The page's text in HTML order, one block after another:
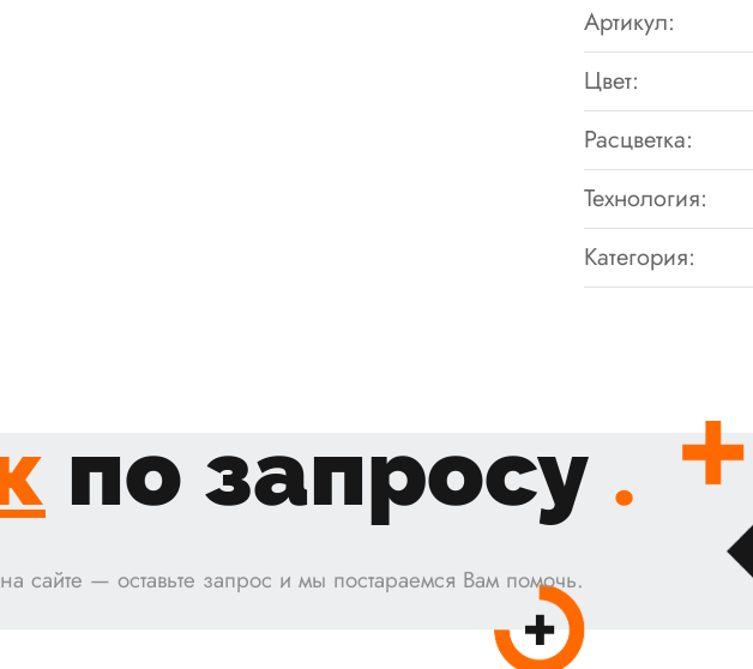
Артикул:
Цвет:
Расцветка:
Технология:
Категория:
по запросу .
сайте — оставьте запрос и мы постараемся Вам помочь.